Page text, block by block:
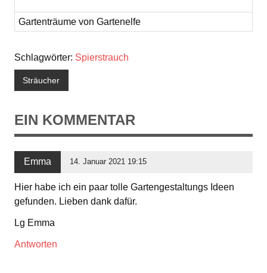
Gartenträume von Gartenelfe
Schlagwörter: Spierstrauch
Sträucher
EIN KOMMENTAR
Emma 14. Januar 2021 19:15
Hier habe ich ein paar tolle Gartengestaltungs Ideen
gefunden. Lieben dank dafür.
Lg Emma
Antworten